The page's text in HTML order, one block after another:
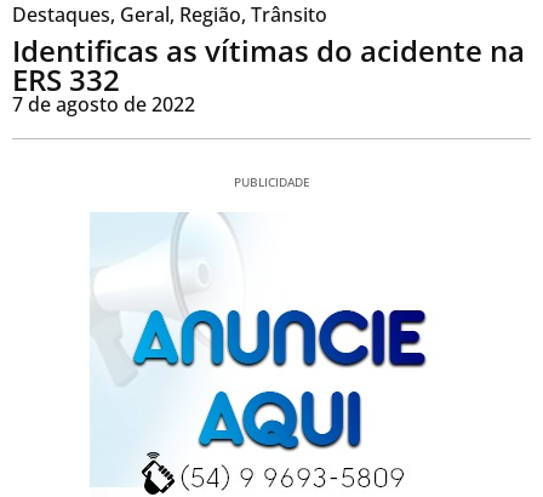
Destaques, Geral, Região, Trânsito
Identificas as vítimas do acidente na
ERS 332
7 de agosto de 2022
PUBLICIDADE